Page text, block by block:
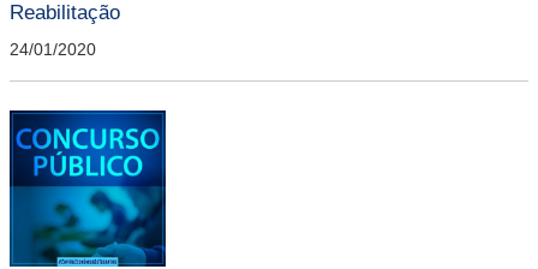
Reabilitação
24/01/2020